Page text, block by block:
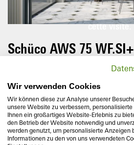
Veuillez faire pivoter
portable pour profiter
cette visite.
Schüco AWS 75 WF.SI+
Le système de fenêtre en
Schüco AWS 75 WF.SI+
Super Insulated) convainc
excellente isolation
largeurs visibles
que ce soit pour une
ou une rénovation, en
Wir verwenden Cookies
Wir können diese zur Analyse unserer
unsere Website zu verbessern,
Ihnen ein großartiges Website-Erlebnis zu
den Betrieb der Website notwendig und
werden genutzt, um personalisierte Anzeigen
Informationen zu den von uns verwendeten